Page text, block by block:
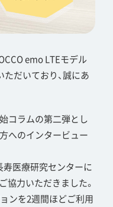
emo LTEモデル
ただいており、誠にあ
コラムの第二弾とし
へのインタービュー
寿医療研究センターに
協力いただきました。
ンを2週間ほどご利用